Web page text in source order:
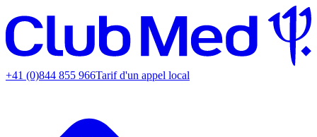
+41 (0)844 855 966Tarif d'un appel local